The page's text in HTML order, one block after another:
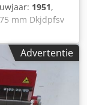
1951,
mm Dkjdpfsv
70 mm
Advertentie